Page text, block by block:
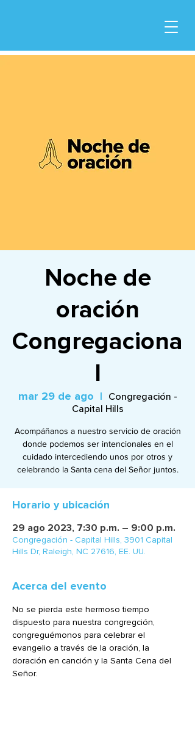
Noche de
oración
Congregaciona
l
mar 29 de ago
  |
Congregación -
Capital Hills
Acompáñanos a nuestro servicio de oración
donde podemos ser intencionales en el
cuidado intercediendo unos por otros y
celebrando la Santa cena del Señor juntos.
Horario y ubicación
29 ago 2023, 7:30 p.m. – 9:00 p.m.
Congregación - Capital Hills, 3901 Capital
Hills Dr, Raleigh, NC 27616, EE. UU.
Acerca del evento
No se pierda este hermoso tiempo
dispuesto para nuestra congregción,
congreguémonos para celebrar el
evangelio a través de la oración, la
doración en canción y la Santa Cena del
Señor.